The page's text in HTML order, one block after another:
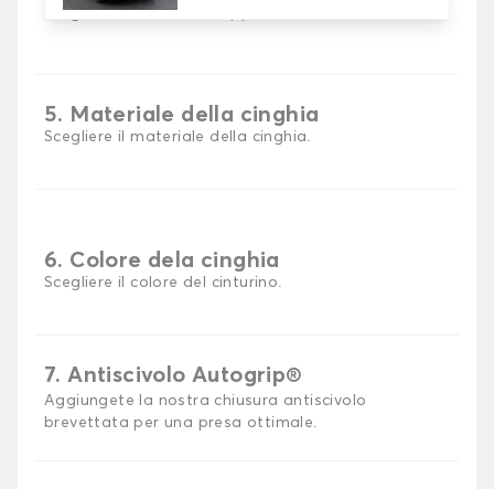
Scegli il materiale del tappetino auto.
5. Materiale della cinghia
Scegliere il materiale della cinghia.
6. Colore dela cinghia
Scegliere il colore del cinturino.
7. Antiscivolo Autogrip®
Aggiungete la nostra chiusura antiscivolo
brevettata per una presa ottimale.